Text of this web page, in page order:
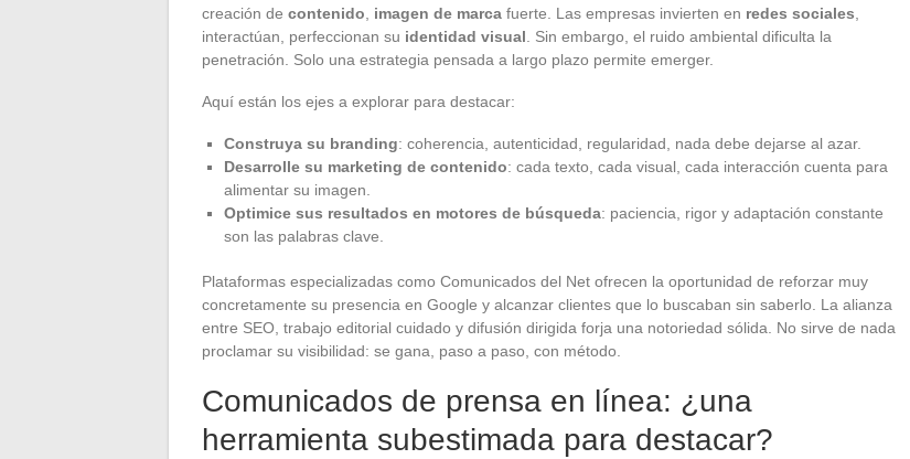
creación de contenido imagen de marca fuerte. Las empresas invierten en redes sociales
interactúan, perfeccionan su identidad visual . Sin embargo, el ruido ambiental dificulta la
penetración. Solo una estrategia pensada a largo plazo permite emerger.
Aquí están los ejes a explorar para destacar:
Construya su branding: coherencia, autenticidad, regularidad, nada debe dejarse al azar.
Desarrolle su marketing de contenido: cada texto, cada visual, cada interacción cuenta para
alimentar su imagen.
Optimice sus resultados en motores de búsqueda: paciencia, rigor y adaptación constante
son las palabras clave.
Plataformas especializadas como Comunicados del Net ofrecen la oportunidad de reforzar muy
concretamente su presencia en Google y alcanzar clientes que lo buscaban sin saberlo. La alianza
entre SEO, trabajo editorial cuidado y difusión dirigida forja una notoriedad sólida. No sirve de nada
proclamar su visibilidad: se gana, paso a paso, con método.
Comunicados de prensa en línea: ¿una
herramienta subestimada para destacar?